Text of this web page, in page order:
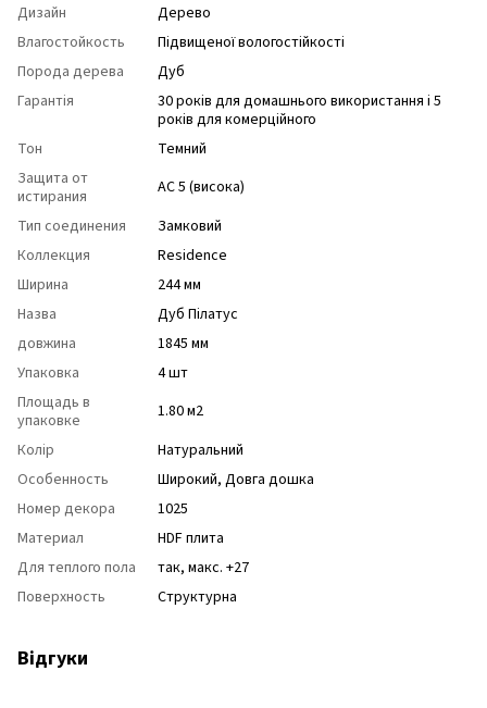
Дизайн
Дерево
Влагостойкость
Підвищеної вологостійкості
Порода дерева
Дуб
Гарантія
30 років для домашнього використання і 5
років для комерційного
Тон
Темний
Защита от
истирания
АС 5 (висока)
Тип соединения
Замковий
Коллекция
Residence
Ширина
244 мм
Назва
Дуб Пілатус
довжина
1845 мм
Упаковка
4 шт
Площадь в
упаковке
1.80 м2
Колір
Натуральний
Особенность
Широкий, Довга дошка
Номер декора
1025
Материал
HDF плита
Для теплого пола
так, макс. +27
Поверхность
Структурна
Відгуки